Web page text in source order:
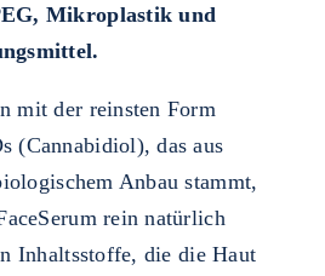
Mikroplastik und
mit der reinsten Form
(Cannabidiol), das aus
Anbau stammt,
rein natürlich
Inhaltsstoffe, die die Haut